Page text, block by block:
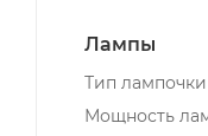
Лампы
Тип лампочки
Мощность